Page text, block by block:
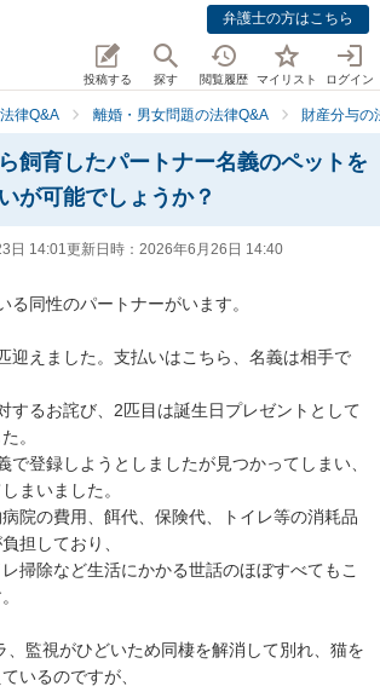
弁護士の方はこちら
投稿する 探す 閲覧履歴 マイリスト ログイン
法律Q&A 離婚・男女問題の法律Q&A 財産分与の
飼育したパートナー名義のペットを
が可能でしょうか？
日 14:01更新日時： 2026年6月26日 14:40
る同性のパートナーがいます。
迎えました。支払いはこちら、名義は相手で
するお詫び、2匹目は誕生日プレゼントとして
。
で登録しようとしましたが見つかってしまい、
まいました。
院の費用、餌代、保険代、トイレ等の消耗品
担しており、
掃除など生活にかかる世話のほぼすべてもこ
、監視がひどいため同棲を解消して別れ、猫を
いるのですが、